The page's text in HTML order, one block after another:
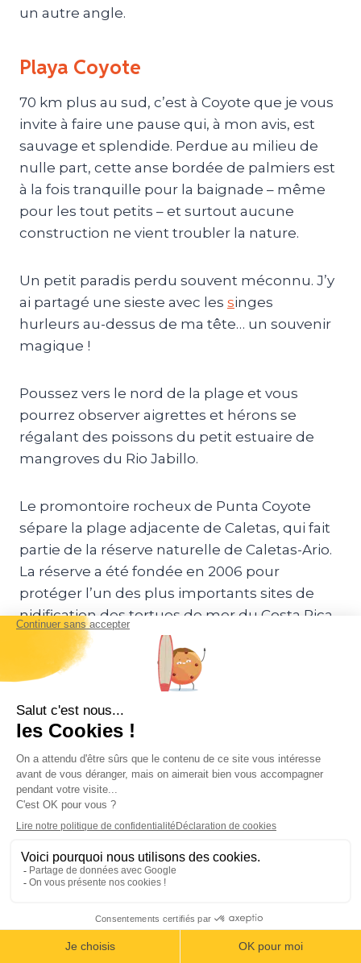
un autre angle.
Playa Coyote
70 km plus au sud, c’est à Coyote que je vous
invite à faire une pause qui, à mon avis, est
sauvage et splendide. Perdue au milieu de
nulle part, cette anse bordée de palmiers est
à la fois tranquille pour la baignade – même
pour les tout petits – et surtout aucune
construction ne vient troubler la nature.
Un petit paradis perdu souvent méconnu. J’y
ai partagé une sieste avec les singes
hurleurs au-dessus de ma tête… un souvenir
magique !
Poussez vers le nord de la plage et vous
pourrez observer aigrettes et hérons se
régalant des poissons du petit estuaire de
mangroves du Rio Jabillo.
Le promontoire rocheux de Punta Coyote
sépare la plage adjacente de Caletas, qui fait
partie de la réserve naturelle de Caletas-Ario.
La réserve a été fondée en 2006 pour
protéger l’un des plus importants sites de
nidification des tortues de mer du Costa Rica.
Les activités tournent essentiellement autour
de la mer : observation des tortues, surf,
baignade, pêche…
Playa Hermosa
À proximité de Santa Teresa et de Mal Pais, en
longeant la côte, vous aboutirez à Playa
Hermosa. Si vous séjournez dans la région,
c’est à notre avis une plage incontournable.
Elle porte bien son nom de « jolie plage ».
baigneurs en tout genre selon la marée. Elle
s’étend sur plusieurs kilomètres et il est facile